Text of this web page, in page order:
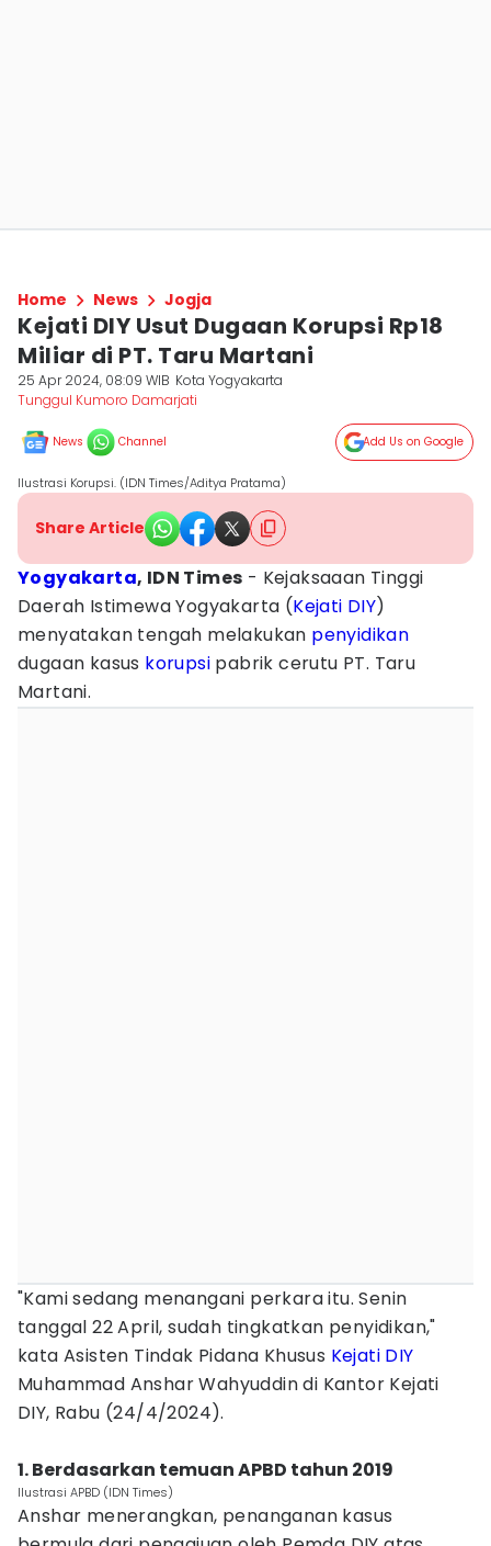
Home News Jogja
Kejati DIY Usut Dugaan Korupsi Rp18
Miliar di PT. Taru Martani
25 Apr 2024, 08:09 WIB Kota Yogyakarta
Tunggul Kumoro Damarjati
News Channel Add Us on Google
Ilustrasi Korupsi. (IDN Times/Aditya Pratama)
Share Article
Yogyakarta, IDN Times - Kejaksaaan Tinggi
Daerah Istimewa Yogyakarta (Kejati DIY)
menyatakan tengah melakukan penyidikan
dugaan kasus korupsi pabrik cerutu PT. Taru
Martani.
"Kami sedang menangani perkara itu. Senin
tanggal 22 April, sudah tingkatkan penyidikan,"
kata Asisten Tindak Pidana Khusus Kejati DIY
Muhammad Anshar Wahyuddin di Kantor Kejati
DIY, Rabu (24/4/2024).
1. Berdasarkan temuan APBD tahun 2019
Ilustrasi APBD (IDN Times)
Anshar menerangkan, penanganan kasus